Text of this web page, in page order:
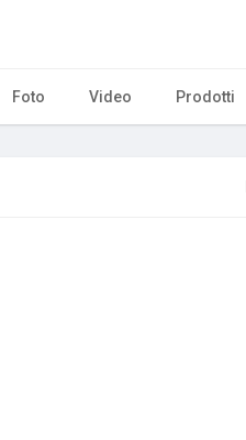
Foto Video Prodotti